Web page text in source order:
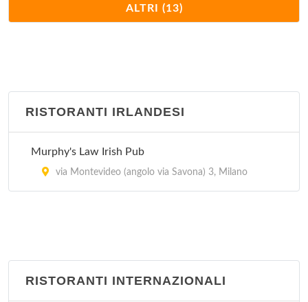
via Conegliano 5, Milano
El Tipico Latino Americano
Havana Cafè
viale Bligny 50, Milano
La Hora Feliz
ALTRI (13)
RISTORANTI IRLANDESI
Murphy's Law Irish Pub
via Montevideo (angolo via Savona) 3, Milano
RISTORANTI INTERNAZIONALI